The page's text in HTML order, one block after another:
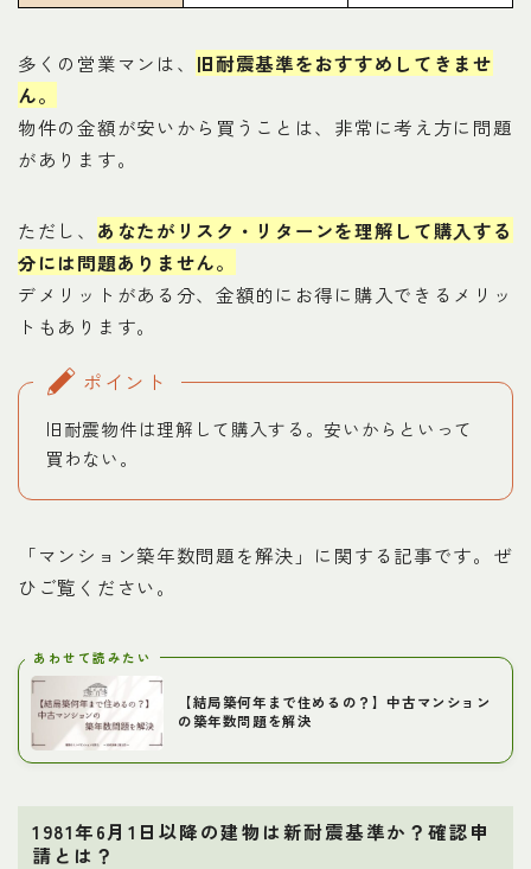
多くの営業マンは、 旧耐震基準をおすすめしてきませ
ん。
物件の金額が安いから買うことは、非常に考え方に問題
があります。
ただし、 あなたがリスク・リターンを理解して購入する
分には問題ありません。
デメリットがある分、金額的にお得に購入できるメリッ
トもあります。
ポイント
旧耐震物件は理解して購入する。安いからといって
買わない。
「マンション築年数問題を解決」に関する記事です。ぜ
ひご覧ください。
あわせて読みたい
【結局築何年まで住めるの？】中古マンション
の築年数問題を解決
1981年6月1日以降の建物は新耐震基準か？確認申
請とは？